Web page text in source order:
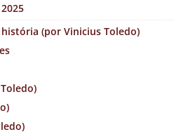
(por Vinicius Toledo)